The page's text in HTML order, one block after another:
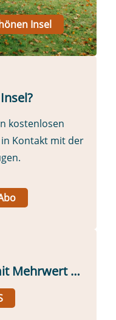
Insel
kostenlosen
Kontakt mit der
Mehrwert …